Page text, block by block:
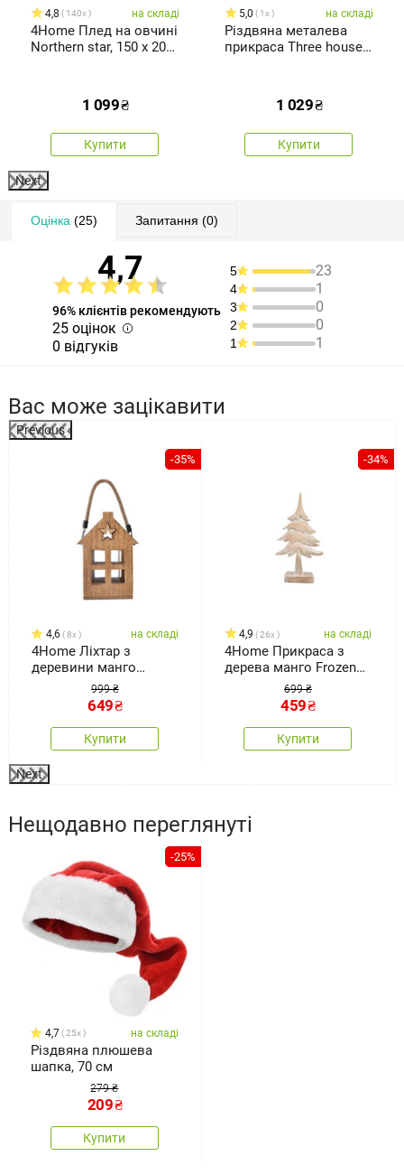
4,8 140x на складі
4Home Плед на овчині
Northern star, 150 x 200
1 099₴
Купити
5,0 1x на складі
Різдвяна металева
прикраса Three houses
1 029₴
Купити
Next
Оцінка (25) Запитання (0)
4,7
96% клієнтів рекомендують
25 оцінок
0 відгуків
5 23
4 1
3 0
2 0
1 1
Вас може зацікавити
Previous
-35%
4,6 8x на складі
4Home Ліхтар з
деревини манго
Shining Star, 18 x 15 x
999 ₴
649₴
Купити
-34%
4,9 26x на складі
4Home Прикраса з
дерева манго Frozen
Tree, 30 см699 ₴
459₴
Купити
Next
Нещодавно переглянуті
-25%
4,7 25x на складі
Різдвяна плюшева
шапка, 70 см
279 ₴
209₴
Купити